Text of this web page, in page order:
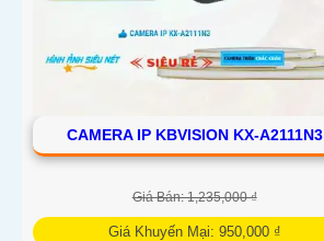
CAMERA IP KBVISION KX-A2111N3
Giá Bán: 1,235,000 ₫
Giá Khuyến Mại: 950,000 ₫